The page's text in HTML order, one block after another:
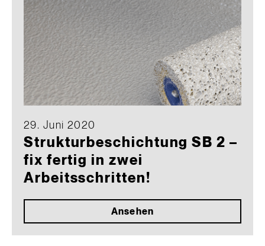
29. Juni 2020
Strukturbeschichtung SB 2 –
fix fertig in zwei
Arbeitsschritten!
Ansehen